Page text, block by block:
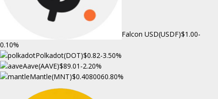
Falcon USD(USDF)$1.00-
0.10%
Polkadot(DOT)$0.82-3.50%
Aave(AAVE)$89.01 -2.20%
Mantle(MNT)$0.4080060.80%